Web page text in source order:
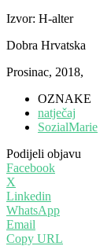
Izvor: H-alter
Dobra Hrvatska
Prosinac, 2018,
OZNAKE
natječaj
SozialMarie
Podijeli objavu
Facebook
X
Linkedin
WhatsApp
Email
Copy URL